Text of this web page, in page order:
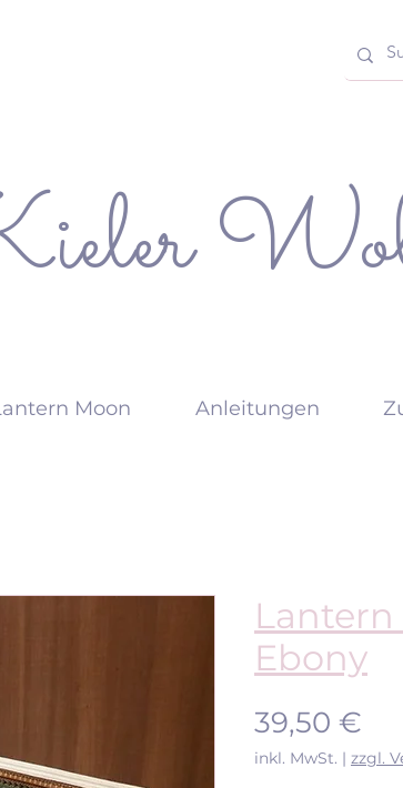
Moon Anleitungen
Lantern
Ebony
39,50 €
inkl. MwSt. | zzgl.